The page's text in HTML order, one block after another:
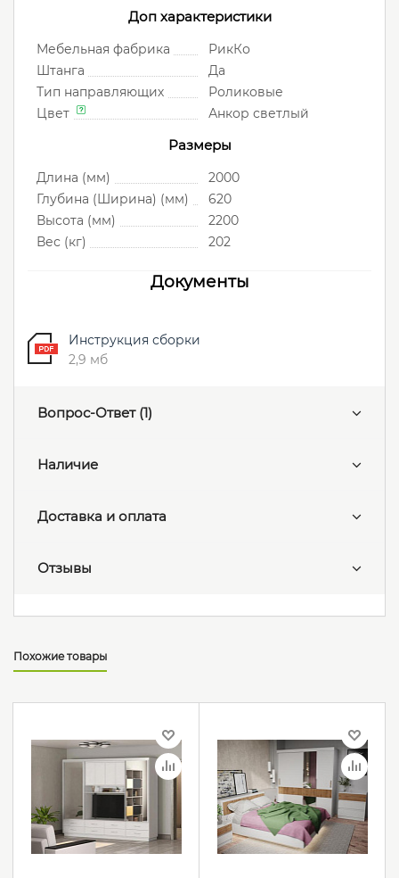
Доп характеристики
Мебельная фабрика
РикКо
Штанга
Да
Тип направляющих
Роликовые
Цвет
Анкор светлый
Размеры
Длина (мм)
2000
Глубина (Ширина) (мм)
620
Высота (мм)
2200
Вес (кг)
202
Документы
Инструкция сборки
2,9 мб
Вопрос-Ответ(1)
Наличие
Доставка и оплата
Отзывы
Похожие товары